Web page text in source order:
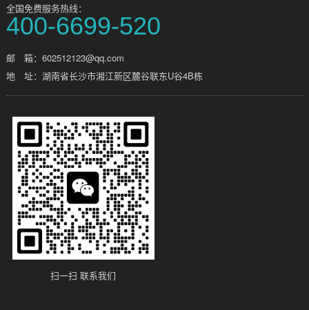
全国免费服务热线：
400-6699-520
邮 箱：602512123@qq.com
地 址：湖南省长沙市湘江新区麓谷联东U谷4B栋
扫一扫 联系我们